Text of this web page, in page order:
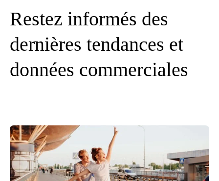
Restez informés des
dernières tendances et
données commerciales